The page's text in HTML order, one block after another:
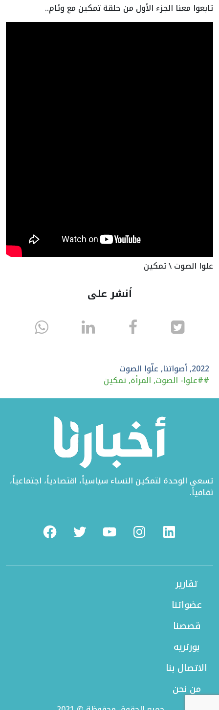
تابعوا معنا الجزء الأول من حلقة تمكين مع وئام..
علوا الصوت \ تمكين
أنشر على
انشر
تويتر
انشر
الفيسبوك
انشر
إن
2022
,أصواتنا,علّوا الصوت
##علوا- الصوت,المرأة,تمكين
تسعى الوحدة لتمكين النساء سياسياً، اقتصادياً، اجتماعياً،
ثقافياً.
FacebookTwitterYoutubeInstagramLinkedin
تقارير
عضواتنا
قصصنا
بورتريه
الاتصال بنا
من نحن